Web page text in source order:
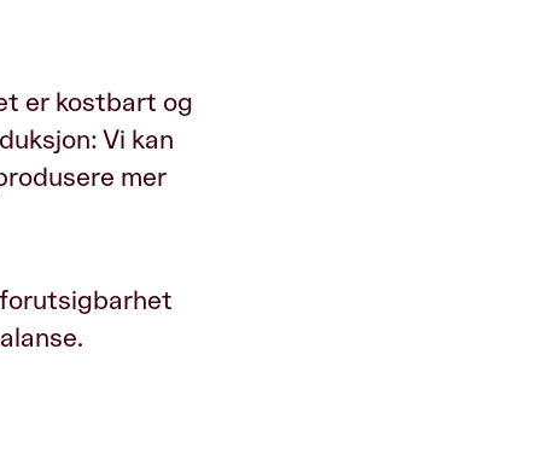
er kostbart og
Vi kan
mer
forutsigbarhet